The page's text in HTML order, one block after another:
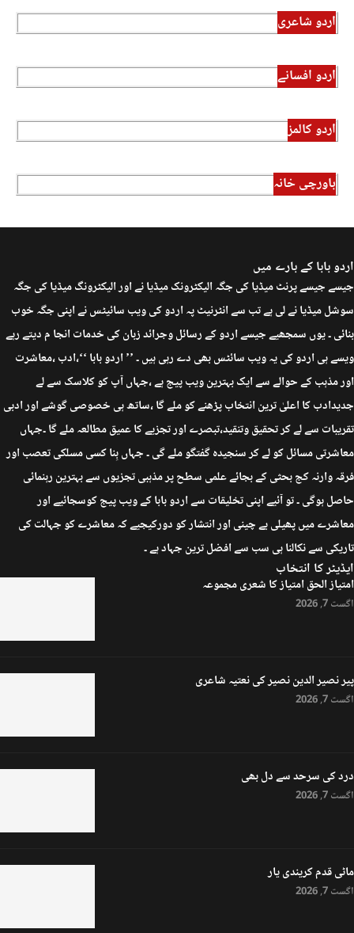
اردو شاعری
اردو افسانے
اردو کالمز
باورچی خانہ
اردو بابا کے بارے میں
جیسے جیسے پرنٹ میڈیا کی جگہ الیکٹرونک میڈیا نے اور الیکٹرونگ میڈیا کی جگہ
سوشل میڈیا نے لی ہے تب سے انٹرنیٹ پہ اردو کی ویب سائیٹس نے اپنی جگہ خوب
بنائی ۔ یوں سمجھیے جیسے اردو کے رسائل وجرائد زبان کی خدمات انجا م دیتے رہے
ویسے ہی اردو کی یہ ویب سائٹس بھی دے رہی ہیں ۔ ’’ اردو بابا ‘‘،ادب ،معاشرت
اور مذہب کے حوالے سے ایک بہترین ویب پیج ہے ،جہاں آپ کو کلاسک سے لے
جدیدادب کا اعلیٰ ترین انتخاب پڑھنے کو ملے گا ،ساتھ ہی خصوصی گوشے اور ادبی
تقریبات سے لے کر تحقیق وتنقید،تبصرے اور تجزیے کا عمیق مطالعہ ملے گا ۔جہاں
معاشرتی مسائل کو لے کر سنجیدہ گفتگو ملے گی ۔ جہاں بِنا کسی مسلکی تعصب اور
فرقہ وارنہ کج بحثی کے بجائے علمی سطح پر مذہبی تجزیوں سے بہترین رہنمائی
حاصل ہوگی ۔ تو آئیے اپنی تخلیقات سے اردو بابا کے ویب پیج کوسجائیے اور
معاشرے میں پھیلی بے چینی اور انتشار کو دورکیجیے کہ معاشرے کو جہالت کی
تاریکی سے نکالنا ہی سب سے افضل ترین جہاد ہے ۔
ایڈیٹر کا انتخاب
امتیاز الحق امتیاز کا شعری مجموعہ
اگست 7, 2026
پیر نصیر الدین نصیر کی نعتیہ شاعری
اگست 7, 2026
درد کی سرحد سے دل بھی
اگست 7, 2026
ماٹی قدم کریندی یار
اگست 7, 2026